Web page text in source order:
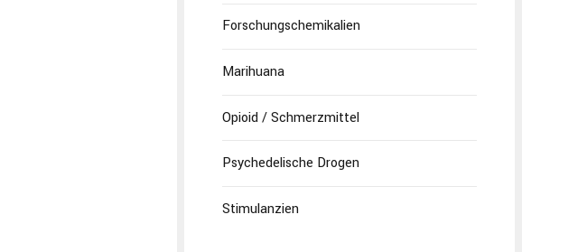
Forschungschemikalien
Marihuana
Opioid / Schmerzmittel
Psychedelische Drogen
Stimulanzien